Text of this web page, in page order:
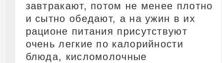
завтракают, потом не менее плотно
и сытно обедают, а на ужин в их
рационе питания присутствуют
очень легкие по калорийности
блюда, кисломолочные